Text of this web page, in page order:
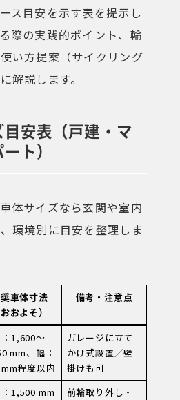
ス目安を示す表を提示し
際の実践的ポイント、輪
い方提案（サイクリング
解説します。
安表（戸建・マ
ト）
体サイズなら玄関や室内
環境別に目安を整理しま
車体寸法
おおよそ）
備考・注意点
1,600～
mm、幅：
程度以内
ガレージに立て
かけ式設置／壁
掛けも可
1,500 mm
前輪取り外し・